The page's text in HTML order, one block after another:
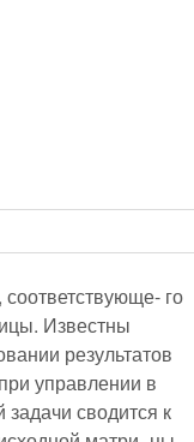
го
Известны
результатов
управлении в
сводится к